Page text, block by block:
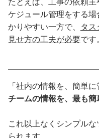
たとえば、工事の依頼
ケジュール管理をする
かりやすい一方で、
タス
見せ方の工夫が必要です
「社内の情報を、簡単
チームの情報を、最も簡
これ以上なくシンプル
られます。